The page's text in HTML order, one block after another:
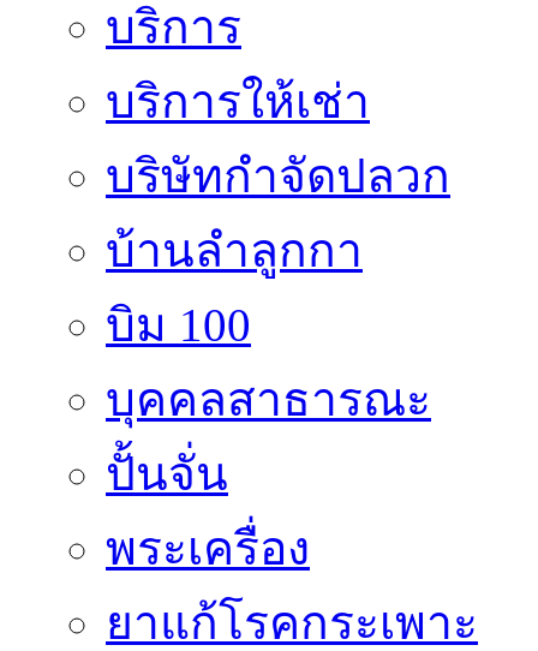
บริการ
บริการให้เช่า
บริษัทกำจัดปลวก
บ้านลำลูกกา
บิม 100
บุคคลสาธารณะ
ปั้นจั่น
พระเครื่อง
ยาแก้โรคกระเพาะ